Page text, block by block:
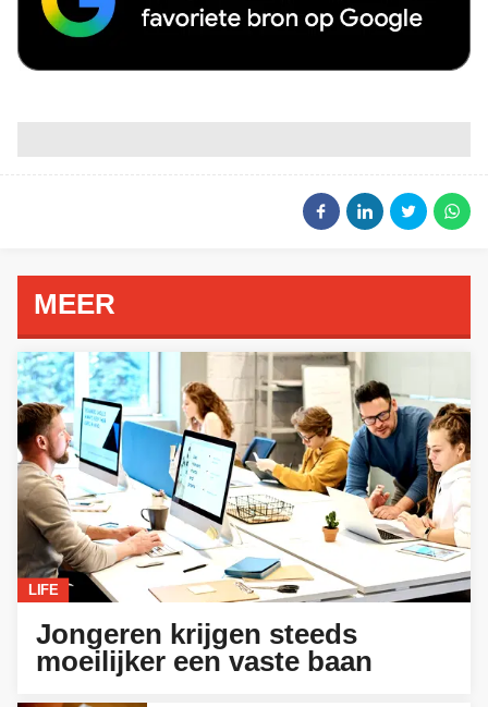
MEER
LIFE
Jongeren krijgen steeds
moeilijker een vaste baan